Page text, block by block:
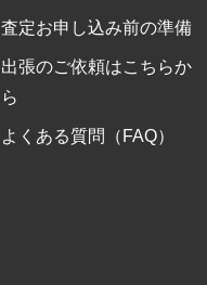
査定お申し込み前の準備
出張のご依頼はこちらか
ら
よくある質問（FAQ）